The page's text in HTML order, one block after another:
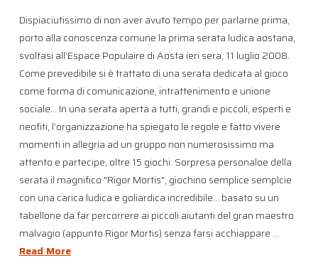
Dispiaciutissimo di non aver avuto tempo per parlarne prima,
porto alla conoscenza comune la prima serata ludica aostana,
svoltasi all’Espace Populaire di Aosta ieri sera, 11 luglio 2008.
Come prevedibile si è trattato di una serata dedicata al gioco
come forma di comunicazione, intrattenimento e unione
sociale… In una serata aperta a tutti, grandi e piccoli, esperti e
neofiti, l’organizzazione ha spiegato le regole e fatto vivere
momenti in allegria ad un gruppo non numerosissimo ma
attento e partecipe, oltre 15 giochi. Sorpresa personaloe della
serata il magnifico "Rigor Mortis", giochino semplice semplcie
con una carica ludica e goliardica incredibile… basato su un
tabellone da far percorrere ai piccoli aiutanti del gran maestro
malvagio (appunto Rigor Mortis) senza farsi acchiappare …
Read More